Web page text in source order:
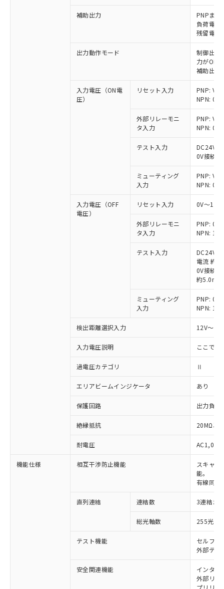
補助出力
PNPまた
負荷電流
残留電圧
出力動作モード
制御出力
力がON)
補助出力
入力電圧（ON電
圧）
リセット入力
PNP: Vs-
NPN: 0
外部リレーモニ
タ入力
PNP: Vs-
NPN: 0
テスト入力
DC24V
0V接続
ミューティング
入力
PNP: Vs-
NPN: 0
入力電圧（OFF
電圧）
リセット入力 0V～1/
外部リレーモニ
タ入力
PNP: 0V
NPN: 1/
テスト入力
DC24V
電流 約
0V接続
約5.0mA
ミューティング
入力
PNP: 0V
NPN: 1/
検出距離選択入力 12V～Vs
入力電圧説明 ここでの
過電圧カテゴリ Ⅱ
エリアビームインジケータ あり
保護回路 出力負荷
絶縁抵抗 20MΩ以
耐電圧
機能仕様 相互干渉防止機能
スキャ
能。
有線同期
直列連結 連結数 3連結ま
総光軸数 255光軸
テスト機能
セルフテ
外部テス
安全関連機能
インター
外部リレ
プリリセ
ご利用条件
※1 対応状況
対応済み：EU RoHS指令（10物質）の
非含有に対応した製品が提供可能な商品で
有に対応した製品に切り替える予定のある